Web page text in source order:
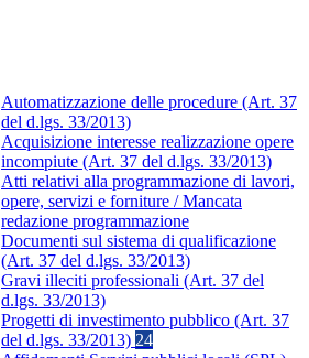
Automatizzazione delle procedure (Art. 37
del d.lgs. 33/2013)
Acquisizione interesse realizzazione opere
incompiute (Art. 37 del d.lgs. 33/2013)
Atti relativi alla programmazione di lavori,
opere, servizi e forniture / Mancata
redazione programmazione
Documenti sul sistema di qualificazione
(Art. 37 del d.lgs. 33/2013)
Gravi illeciti professionali (Art. 37 del
d.lgs. 33/2013)
Progetti di investimento pubblico (Art. 37
del d.lgs. 33/2013) 24